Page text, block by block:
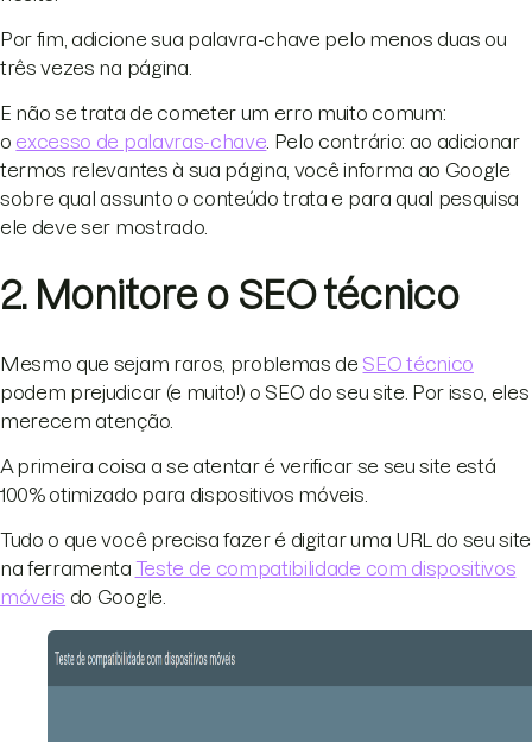
Por fim, adicione sua palavra-chave pelo menos duas ou
três vezes na página.
E não se trata de cometer um erro muito comum:
o excesso de palavras-chave . Pelo contrário: ao adicionar
termos relevantes à sua página, você informa ao Google
sobre qual assunto o conteúdo trata e para qual pesquisa
ele deve ser mostrado.
2. Monitore o SEO técnico
Mesmo que sejam raros, problemas de SEO técnico
podem prejudicar (e muito!) o SEO do seu site. Por isso, eles
merecem atenção.
A primeira coisa a se atentar é verificar se seu site está
100% otimizado para dispositivos móveis.
Tudo o que você precisa fazer é digitar uma URL do seu site
na ferramenta Teste de compatibilidade com dispositivos
móveis do Google.